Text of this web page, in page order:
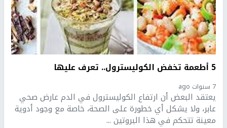
5 أطعمة تخفض الكوليسترول.. تعرف عليها
7 سنوات ago
يعتقد البعض أن ارتفاع الكوليسترول في الدم عارض صحي
عابر، ولا يشكل أي خطورة على الصحة، خاصة مع وجود أدوية
معينة تتحكم في هذا البروتين ...